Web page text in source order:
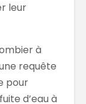
leur
à
requête
pour
d’eau à